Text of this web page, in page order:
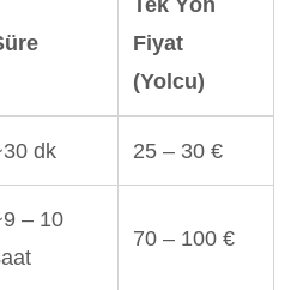
Fiyat
(Yolcu)
dk 25 – 30 €
– 10
70 – 100 €